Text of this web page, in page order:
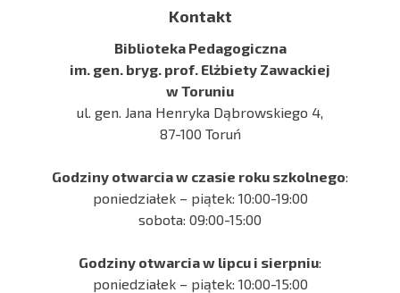
Kontakt
Biblioteka Pedagogiczna
im. gen. bryg. prof. Elżbiety Zawackiej
w Toruniu
ul. gen. Jana Henryka Dąbrowskiego 4,
87-100 Toruń
Godziny otwarcia w czasie roku szkolnego:
poniedziałek – piątek: 10:00-19:00
sobota: 09:00-15:00
Godziny otwarcia w lipcu i sierpniu:
poniedziałek – piątek: 10:00-15:00